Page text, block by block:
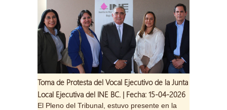
Toma de Protesta del Vocal Ejecutivo de la Junta
Local Ejecutiva del INE BC. | Fecha: 15-04-2026
El Pleno del Tribunal, estuvo presente en la